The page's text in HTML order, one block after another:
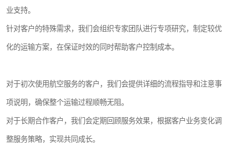
业支持。
针对客户的特殊需求，我们会组织专家团队进行专项研究，制定较优
化的运输方案，在保证时效的同时帮助客户控制成本。
对于初次使用航空服务的客户，我们会提供详细的流程指导和注意事
项说明，确保整个运输过程顺畅无阻。
对于长期合作客户，我们会定期回顾服务效果，根据客户业务变化调
整服务策略，实现共同成长。